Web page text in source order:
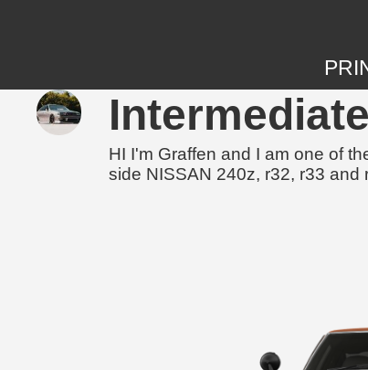
HI I'm Graffen and I am one of
side NISSAN 240z, r32, r33